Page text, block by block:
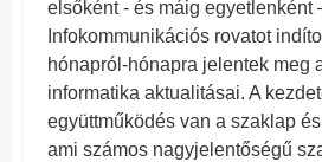
elsőként - és máig egyetlenként
Infokommunikációs rovatot
hónapról-hónapra jelentek meg
informatika aktualitásai. A
együttműködés van a szaklap
ami számos nagyjelentőségű